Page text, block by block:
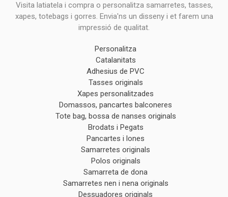
Visita latiatela i compra o personalitza samarretes, tasses,
xapes, totebags i gorres. Envia'ns un disseny i et farem una
impressió de qualitat.
Personalitza
Catalanitats
Adhesius de PVC
Tasses originals
Xapes personalitzades
Domassos, pancartes balconeres
Tote bag, bossa de nanses originals
Brodats i Pegats
Pancartes i lones
Samarretes originals
Polos originals
Samarreta de dona
Samarretes nen i nena originals
Dessuadores originals